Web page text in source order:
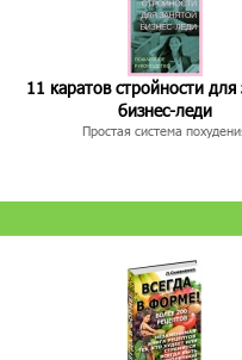
11 каратов стройности для
бизнес-леди
Простая система